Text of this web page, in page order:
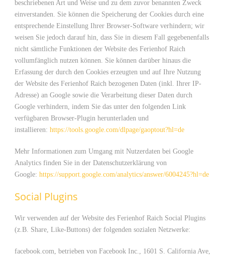
beschriebenen Art und Weise und zu dem zuvor benannten Zweck
einverstanden. Sie können die Speicherung der Cookies durch eine
entsprechende Einstellung Ihrer Browser-Software verhindern; wir
weisen Sie jedoch darauf hin, dass Sie in diesem Fall gegebenenfalls
nicht sämtliche Funktionen der Website des Ferienhof Raich
vollumfänglich nutzen können. Sie können darüber hinaus die
Erfassung der durch den Cookies erzeugten und auf Ihre Nutzung
der Website des Ferienhof Raich bezogenen Daten (inkl. Ihrer IP-
Adresse) an Google sowie die Verarbeitung dieser Daten durch
Google verhindern, indem Sie das unter den folgenden Link
verfügbaren Browser-Plugin herunterladen und
installieren: https://tools.google.com/dlpage/gaoptout?hl=de
Mehr Informationen zum Umgang mit Nutzerdaten bei Google
Analytics finden Sie in der Datenschutzerklärung von
Google: https://support.google.com/analytics/answer/6004245?hl=de
Social Plugins
Wir verwenden auf der Website des Ferienhof Raich Social Plugins
(z.B. Share, Like-Buttons) der folgenden sozialen Netzwerke:
facebook.com, betrieben von Facebook Inc., 1601 S. California Ave,